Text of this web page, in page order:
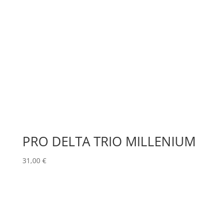
PRO DELTA TRIO MILLENIUM
31,00 €